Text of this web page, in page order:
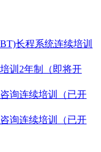
长程系统连续培训
训2年制（即将开
询连续培训（已开
询连续培训（已开